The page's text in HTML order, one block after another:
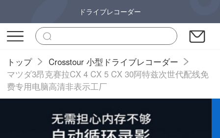
ドライブレコーダー
トップ
Crosstour 小型ドライブレコーダー
マツダ3昂克赛拉CX 4 CX 5 CX 30阿特兹次世代配线免
费专用电脑高清非表示工厂